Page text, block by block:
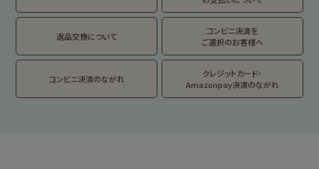
フルカワはんこの商品を見る スタンプパッドの商品を見る
Lipton BEAR'S
カルビーレトロ
サンリオキャラクタ
ーズ
フルーツマーケット
お菓子などうぶつ
工房
返品交換について
コンビニ決済を
ご選択のお客様へ
コンビニ決済のながれ
クレジットカード・
Amazonpay決済のながれ